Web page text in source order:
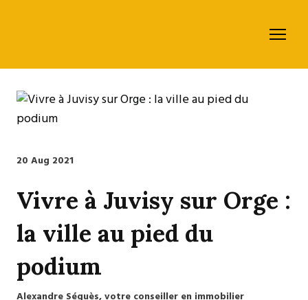
20 Aug 2021
Vivre à Juvisy sur Orge :
la ville au pied du
podium